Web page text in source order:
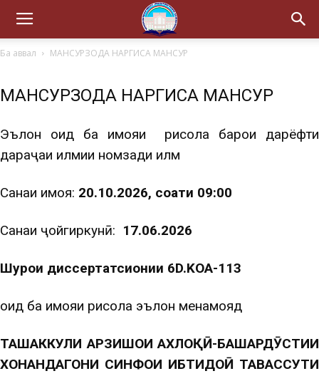
Ба аввал МАНСУРЗОДА НАРГИСА МАНСУР
МАНСУРЗОДА НАРГИСА МАНСУР
Эълон оид ба ҳимояи рисола барои дарёфти
дараҷаи илмии номзади илм
Санаи ҳимоя: 20.10.2026, соати 09:00
Санаи ҷойгиркунӣ: 17.06.2026
Шурои диссертатсионии 6D.KOA-113
оид ба ҳимояи рисола эълон менамояд
ТАШАККУЛИ АРЗИШҲОИ АХЛОҚӢ-БАШАРДӮСТИИ
ХОНАНДАГОНИ СИНФҲОИ ИБТИДОӢ ТАВАССУТИ